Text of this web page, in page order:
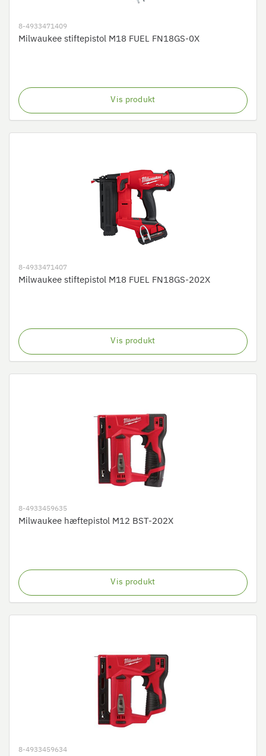
8-4933471409
Milwaukee stiftepistol M18 FUEL FN18GS-0X
Vis produkt
8-4933471407
Milwaukee stiftepistol M18 FUEL FN18GS-202X
Vis produkt
8-4933459635
Milwaukee hæftepistol M12 BST-202X
Vis produkt
8-4933459634